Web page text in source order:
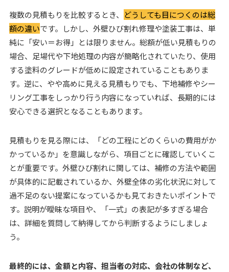
複数の見積もりを比較するとき、 どうしても目につくのは総
額の違いです。しかし、外壁ひび割れ修理や塗装工事は、単
純に「安い＝お得」とは限りません。総額が低い見積もりの
場合、足場代や下地処理の内容が簡略化されていたり、使用
する塗料のグレードが低めに設定されていることもありま
す。逆に、やや高めに見える見積もりでも、下地補修やシー
リング工事をしっかり行う内容になっていれば、長期的には
安心できる選択となることもあります。
見積もりを見る際には、「どの工程にどのくらいの費用がか
かっているか」を意識しながら、項目ごとに確認していくこ
とが重要です。外壁ひび割れに関しては、補修の方法や範囲
が具体的に記載されているか、外壁全体の劣化状況に対して
過不足のない提案になっているかも見ておきたいポイントで
す。説明が曖昧な項目や、「一式」の表記が多すぎる場合
は、詳細を質問して納得してから判断するようにしましょ
う。
最終的には、金額と内容、担当者の対応、会社の体制など、